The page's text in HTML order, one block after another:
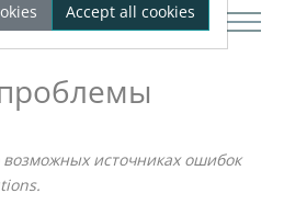
проблемы
источниках ошибок
Accept all cookies